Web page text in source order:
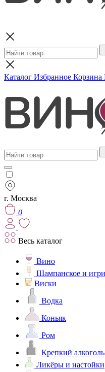
Каталог Избранное Корзина
г. Москва
0
Весь каталог
Вино
Шампанское и
Виски
Водка
Коньяк
Ром
Крепкий алкоголь
Ликёры и настойки